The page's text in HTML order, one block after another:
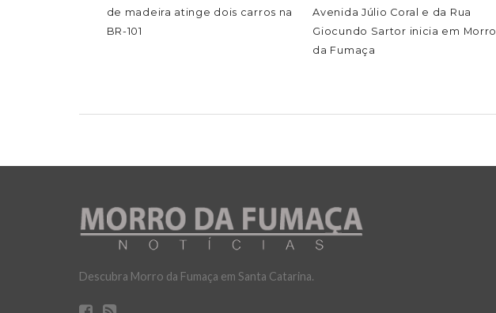
de madeira atinge dois carros na
BR-101
Avenida Júlio Coral e da Rua
Giocundo Sartor inicia em Morro
da Fumaça
Descubra Morro da Fumaça em Santa Catarina.